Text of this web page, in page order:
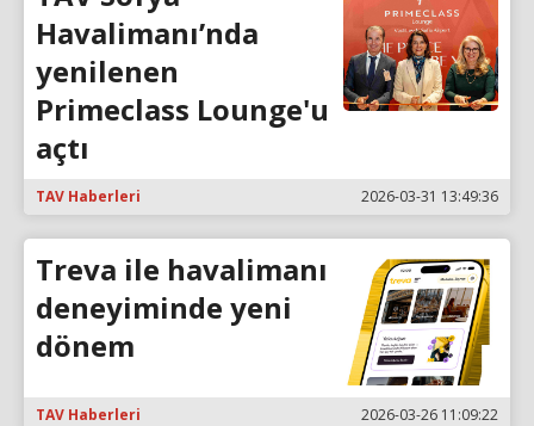
Havalimanı’nda
yenilenen
Primeclass Lounge'u
açtı
TAV Haberleri 2026-03-31 13:49:36
Treva ile havalimanı
deneyiminde yeni
dönem
TAV Haberleri 2026-03-26 11:09:22